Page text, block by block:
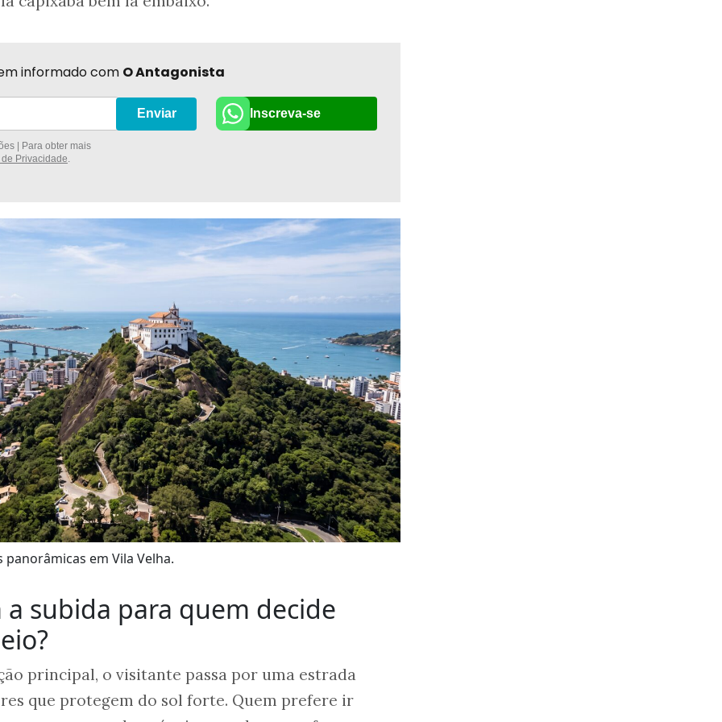
informado com O Antagonista
| Para obter mais
Privacidade
Enviar Inscreva-se
em Vila Velha.
subida para quem decide
principal, o visitante passa por uma estrada
que protegem do sol forte. Quem prefere ir